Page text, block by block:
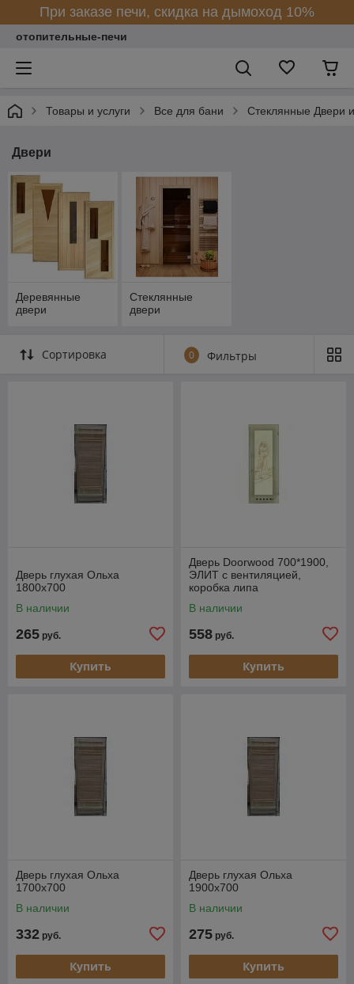
При заказе печи, скидка на дымоход 10%
отопительные-печи
Товары и услуги Все для бани Стеклянные Двери
Двери
Деревянные
двери
Стеклянные
двери
Сортировка 0 Фильтры
Дверь глухая Ольха
1800х700
В наличии
265 руб.
Купить
Дверь Doorwood 700*1900,
ЭЛИТ с вентиляцией,
коробка липа
В наличии
558 руб.
Купить
Дверь глухая Ольха
1700х700
В наличии
332 руб.
Купить
Дверь глухая Ольха
1900х700
В наличии
275 руб.
Купить